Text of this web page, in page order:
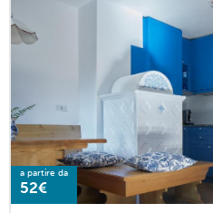
a partire da
52€